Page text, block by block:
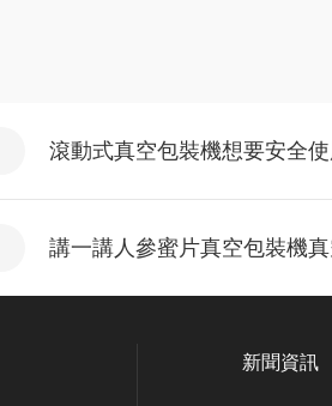
滾動式真空包裝機想要安全
講一講人參蜜片真空包裝機
新聞資訊